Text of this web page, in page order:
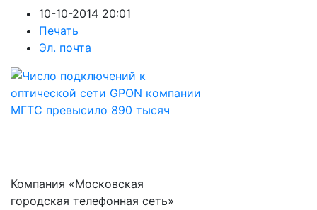
10-10-2014 20:01
Печать
Эл. почта
Компания «Московская
городская телефонная сеть»